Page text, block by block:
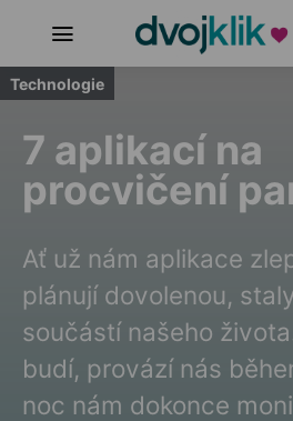
Technologie
7 aplikací na
procvičení
Ať už nám aplikace
plánují dovolenou,
součástí našeho
budí, provází nás
noc nám dokonce